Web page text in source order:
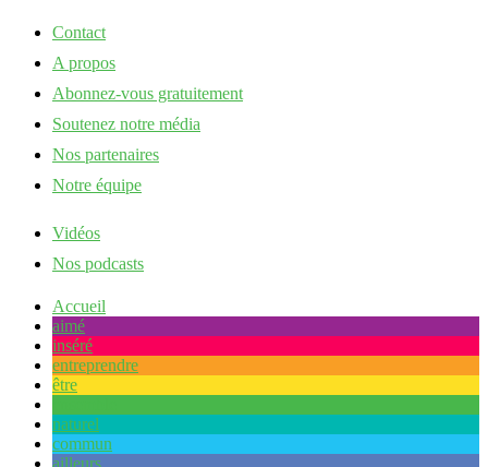
Contact
A propos
Abonnez-vous gratuitement
Soutenez notre média
Nos partenaires
Notre équipe
Vidéos
Nos podcasts
Accueil
aimé
inséré
entreprendre
être
naturel
commun
ailleurs